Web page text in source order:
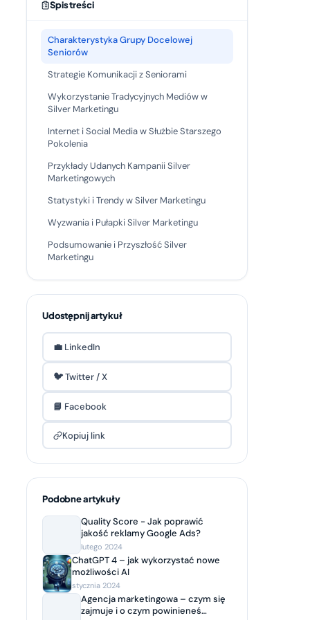
Spis treści
Charakterystyka Grupy Docelowej
Seniorów
Strategie Komunikacji z Seniorami
Wykorzystanie Tradycyjnych Mediów w
Silver Marketingu
Internet i Social Media w Służbie Starszego
Pokolenia
Przykłady Udanych Kampanii Silver
Marketingowych
Statystyki i Trendy w Silver Marketingu
Wyzwania i Pułapki Silver Marketingu
Podsumowanie i Przyszłość Silver
Marketingu
Udostępnij artykuł
💼 LinkedIn
🐦 Twitter / X
📘 Facebook
Kopiuj link
Podobne artykuły
Quality Score - Jak poprawić
jakość reklamy Google Ads?
lutego 2024
ChatGPT 4 – jak wykorzystać nowe
możliwości AI
stycznia 2024
Agencja marketingowa – czym się
zajmuje i o czym powinieneś